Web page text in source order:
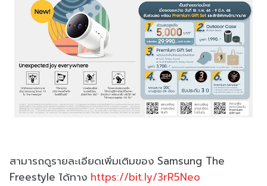
สามารถดูรายละเอียดเพิ่มเติมของ Samsung The
Freestyle ได้ทาง https://bit.ly/3rR5Neo